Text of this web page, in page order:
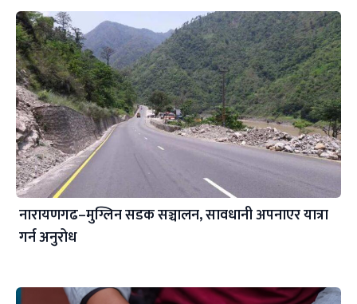
नारायणगढ–मुग्लिन सडक सञ्चालन, सावधानी अपनाएर यात्रा
गर्न अनुरोध